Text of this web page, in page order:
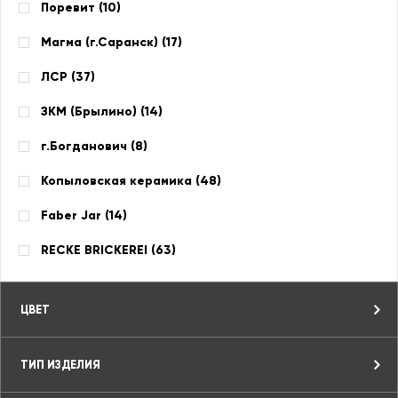
Поревит (10)
Магма (г.Саранск) (17)
ЛСР (37)
ЗКМ (Брылино) (14)
г.Богданович (8)
Копыловская керамика (48)
Faber Jar (14)
RECKE BRICKEREI (63)
ЦВЕТ
ТИП ИЗДЕЛИЯ